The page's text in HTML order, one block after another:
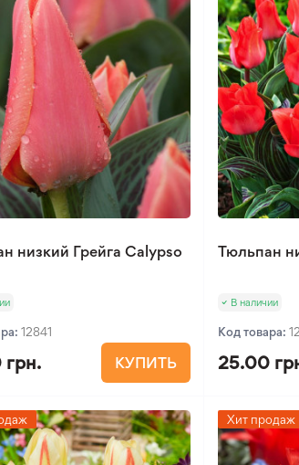
низкий Грейга Calypso
12841
КУПИТЬ
Тюльпан
В наличии
Код товара:
25.00
Хит продаж